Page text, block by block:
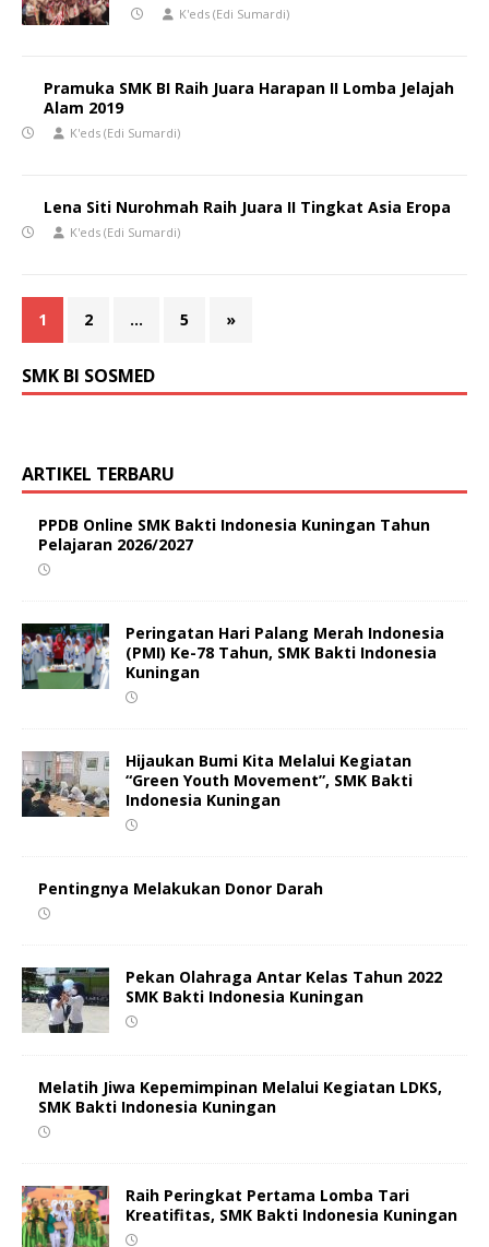
K'eds (Edi Sumardi)
Pramuka SMK BI Raih Juara Harapan II Lomba Jelajah
Alam 2019
K'eds (Edi Sumardi)
Lena Siti Nurohmah Raih Juara II Tingkat Asia Eropa
K'eds (Edi Sumardi)
1 2 … 5 »
SMK BI SOSMED
ARTIKEL TERBARU
PPDB Online SMK Bakti Indonesia Kuningan Tahun
Pelajaran 2026/2027
Peringatan Hari Palang Merah Indonesia
(PMI) Ke-78 Tahun, SMK Bakti Indonesia
Kuningan
Hijaukan Bumi Kita Melalui Kegiatan
“Green Youth Movement”, SMK Bakti
Indonesia Kuningan
Pentingnya Melakukan Donor Darah
Pekan Olahraga Antar Kelas Tahun 2022
SMK Bakti Indonesia Kuningan
Melatih Jiwa Kepemimpinan Melalui Kegiatan LDKS,
SMK Bakti Indonesia Kuningan
Raih Peringkat Pertama Lomba Tari
Kreatifitas, SMK Bakti Indonesia Kuningan